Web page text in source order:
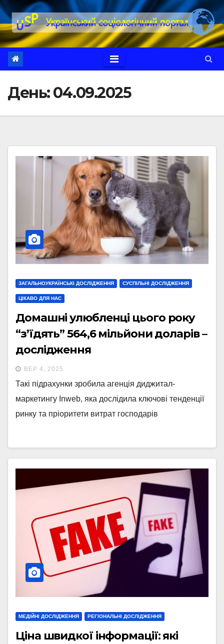
Перейти
до
вмісту
День:04.09.2025
ЗАГАЛЬНОУКРАЇНСЬКІ ДОСЛІДЖЕННЯ СУСПІЛЬНІ ДОСЛІДЖЕННЯ
ЦІКАВО ДЛЯ НАС
Домашні улюбленці цього року
“з’їдять” 564,6 мільйони доларів –
дослідження
ВЕР 4, 2025
Такі підрахунки зробила агенція диджитал-
маркетингу Inweb, яка дослідила ключові тенденції
ринку та пріоритети витрат господарів
МЕДІЙНІ ДОСЛІДЖЕННЯ РЕГІОНАЛЬНІ ДОСЛІДЖЕННЯ
Ціна швидкої інформації: які